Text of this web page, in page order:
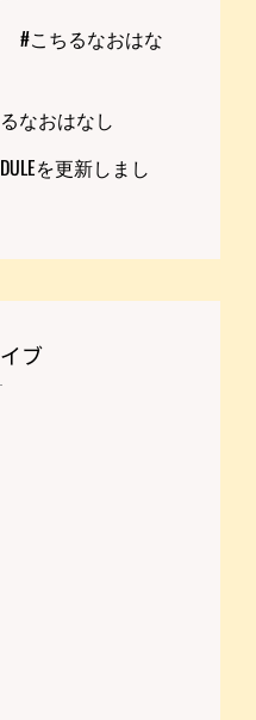
#こちるなおはな
なおはなし
を更新しまし
ブ